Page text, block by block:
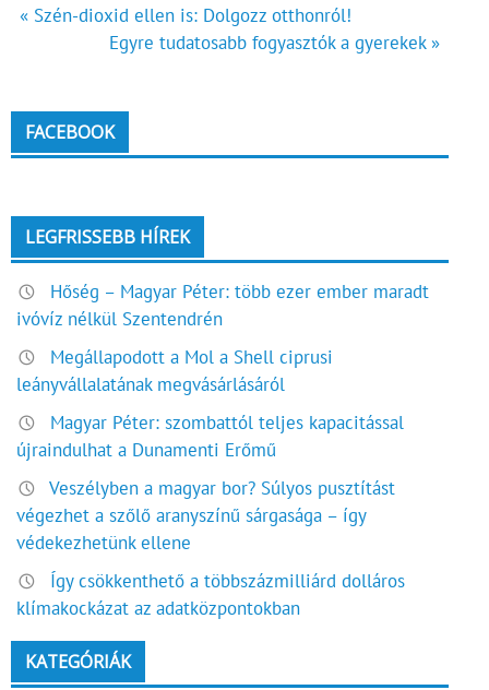
Bejegyzés
navigáció
« Szén-dioxid ellen is: Dolgozz otthonról!
Egyre tudatosabb fogyasztók a gyerekek »
FACEBOOK
LEGFRISSEBB HÍREK
Hőség – Magyar Péter: több ezer ember maradt
ivóvíz nélkül Szentendrén
Megállapodott a Mol a Shell ciprusi
leányvállalatának megvásárlásáról
Magyar Péter: szombattól teljes kapacitással
újraindulhat a Dunamenti Erőmű
Veszélyben a magyar bor? Súlyos pusztítást
végezhet a szőlő aranyszínű sárgasága – így
védekezhetünk ellene
Így csökkenthető a többszázmilliárd dolláros
klímakockázat az adatközpontokban
KATEGÓRIÁK